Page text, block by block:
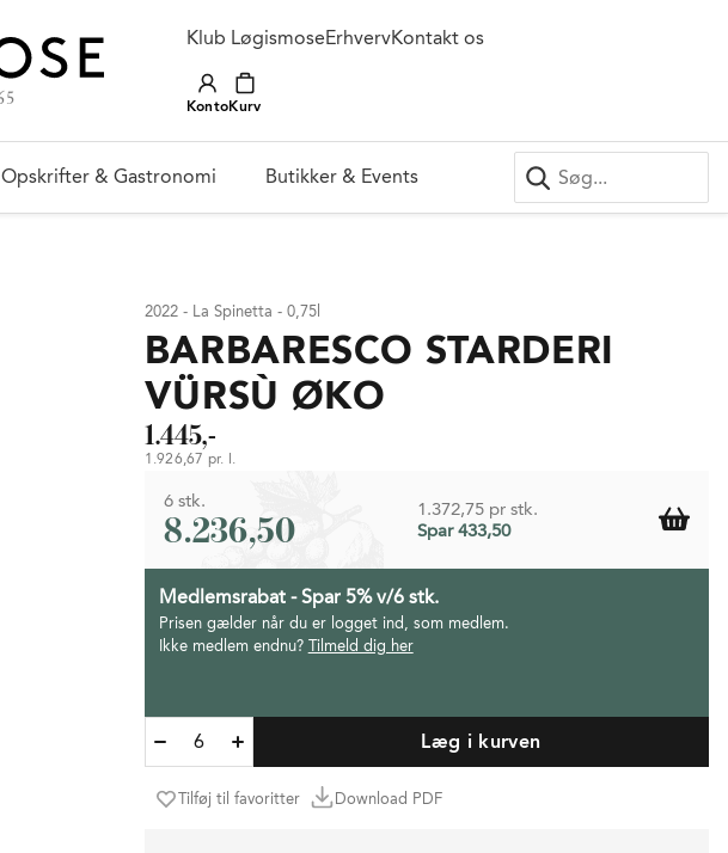
Klub LøgismoseErhvervKontakt os
KontoKurv
Opskrifter & Gastronomi Butikker & Events
2022 - La Spinetta - 0,75l
BARBARESCO STARDERI
VÜRSÙ ØKO
1.445,-
1.926,67 pr. l.
6 stk.
8.236,50
1.372,75 pr stk.
Spar 433,50
Medlemsrabat - Spar 5% v/6 stk.
Prisen gælder når du er logget ind, som medlem.
Ikke medlem endnu? Tilmeld dig her
Læg i kurven
Tilføj til favoritter Download PDF